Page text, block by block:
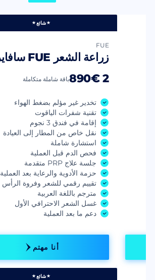
شائع
FUE
زراعة الشعر FUE سافاير
2 890€
باقة شاملة متكاملة
تخدير غير مؤلم بضغط الهواء
تقنية شفرات الياقوت
إقامة في فندق 3 نجوم
نقل خاص من المطار إلى العيادة
استشارة شاملة
فحص الدم قبل العملية
جلسة علاج PRP متقدمة
حزمة الأدوية والرعاية بعد العملية
تقييم رقمي للشعر وفروة الرأس
مترجم باللغة العربية
غسل الشعر الاحترافي الأول
دعم ما بعد العملية
أنا مهتم
شائع